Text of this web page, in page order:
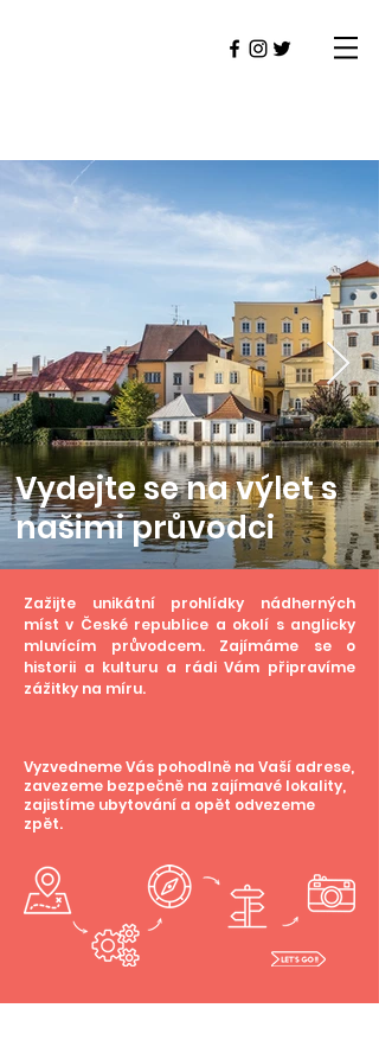
Vydejte se na výlets
našimi průvodci
Zažijte unikátní prohlídky nádherných
míst v České republice a okolí s anglicky
mluvícím průvodcem. Zajímáme se o
historii a kulturu a rádi Vám připravíme
zážitky na míru.
Vyzvedneme Vás pohodlně na Vaší adrese,
zavezeme bezpečně na zajímavé lokality,
zajistíme ubytování a opět odvezeme
zpět.